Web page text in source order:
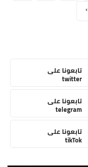
›
تابعونا على
twitter
تابعونا على
telegram
تابعونا على
tikTok